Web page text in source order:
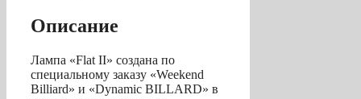
300x120x7,5
см,
неон.
тр.,
зеленая)
Описание
Лампа «Flat II» создана по
специальному заказу «Weekend
Billiard» и «Dynamic BILLARD» в